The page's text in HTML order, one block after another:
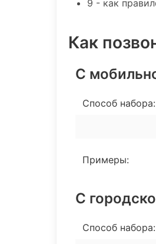
9 - как
Как
С
Способ набора:
Примеры:
С
Способ набора: